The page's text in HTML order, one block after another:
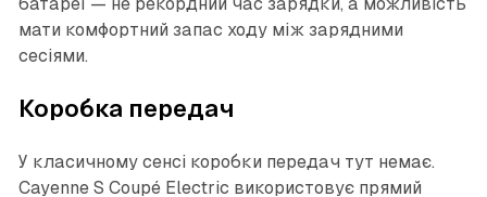
мати комфортний запас ходу між зарядними
сесіями.
Коробка передач
У класичному сенсі коробки передач тут немає.
Cayenne S Coupé Electric використовує прямий